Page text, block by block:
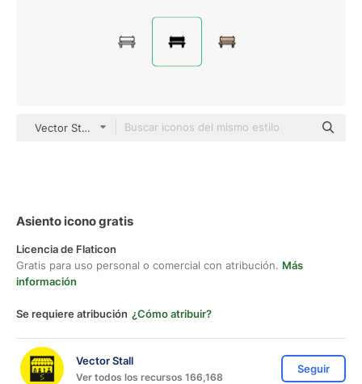
Vector Stall Fill
Asiento icono gratis
Licencia de Flaticon
Gratis para uso personal o comercial con atribución. Más
información
Se requiere atribución ¿Cómo atribuir?
Vector Stall
Ver todos los recursos 166,168
Seguir